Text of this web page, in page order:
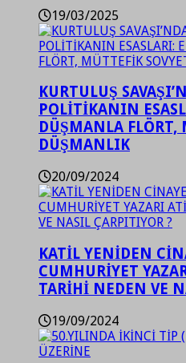
19/03/2025
KURTULUŞ
POLİTİKANIN
DÜŞMANLA FLÖRT,
DÜŞMANLIK
20/09/2024
KATİL YENİDEN
CUMHURİYET
TARİHİ NEDEN VE
19/09/2024